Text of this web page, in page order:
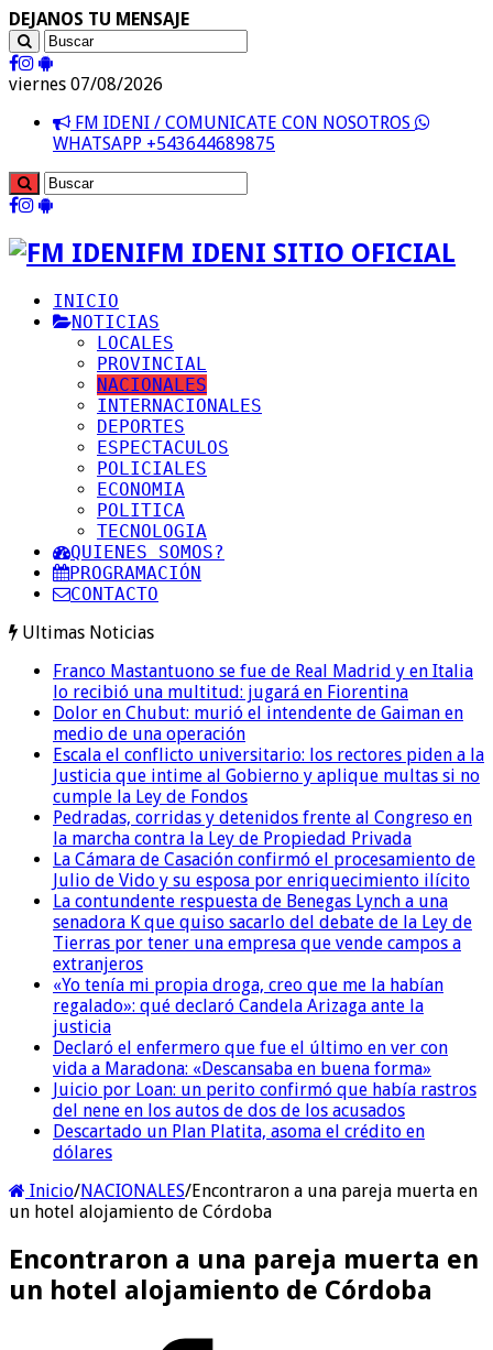
DEJANOS TU MENSAJE
viernes 07/08/2026
FM IDENI / COMUNICATE CON NOSOTROS
WHATSAPP +543644689875
FM IDENI SITIO OFICIAL
INICIO
NOTICIAS
LOCALES
PROVINCIAL
NACIONALES
INTERNACIONALES
DEPORTES
ESPECTACULOS
POLICIALES
ECONOMIA
POLITICA
TECNOLOGIA
QUIENES SOMOS?
PROGRAMACIÓN
CONTACTO
Ultimas Noticias
Franco Mastantuono se fue de Real Madrid y en Italia
lo recibió una multitud: jugará en Fiorentina
Dolor en Chubut: murió el intendente de Gaiman en
medio de una operación
Escala el conflicto universitario: los rectores piden a la
Justicia que intime al Gobierno y aplique multas si no
cumple la Ley de Fondos
Pedradas, corridas y detenidos frente al Congreso en
la marcha contra la Ley de Propiedad Privada
La Cámara de Casación confirmó el procesamiento de
Julio de Vido y su esposa por enriquecimiento ilícito
La contundente respuesta de Benegas Lynch a una
senadora K que quiso sacarlo del debate de la Ley de
Tierras por tener una empresa que vende campos a
extranjeros
«Yo tenía mi propia droga, creo que me la habían
regalado»: qué declaró Candela Arizaga ante la
justicia
Declaró el enfermero que fue el último en ver con
vida a Maradona: «Descansaba en buena forma»
Juicio por Loan: un perito confirmó que había rastros
del nene en los autos de dos de los acusados
Descartado un Plan Platita, asoma el crédito en
dólares
Inicio/NACIONALES/Encontraron a una pareja muerta en
un hotel alojamiento de Córdoba
Encontraron a una pareja muerta en
un hotel alojamiento de Córdoba